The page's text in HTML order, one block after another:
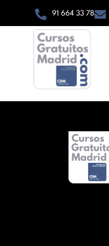
91 664 33 78